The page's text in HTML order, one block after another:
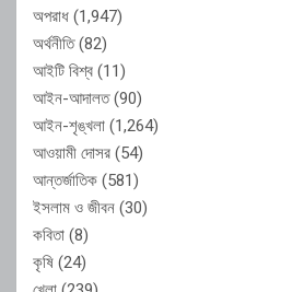
অপরাধ (1,947)
অর্থনীতি(82)
আইটি বিশ্ব (11)
আইন-আদালত(90)
আইন-শৃঙ্খলা (1,264)
আওয়ামী দোসর (54)
আন্তর্জাতিক (581)
ইসলাম ও জীবন (30)
কবিতা (8)
কৃষি (24)